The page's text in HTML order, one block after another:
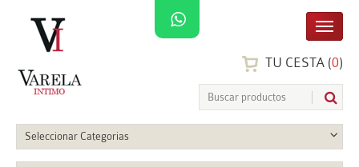
TU CESTA (0)
Seleccionar Categorias